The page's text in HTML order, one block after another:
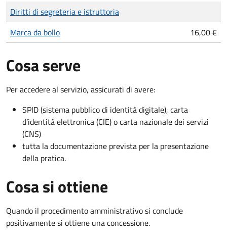
Tipo di pagamento
Importo
Diritti di segreteria e istruttoria
Marca da bollo
16,00 €
Cosa serve
Per accedere al servizio, assicurati di avere:
SPID (sistema pubblico di identità digitale), carta
d’identità elettronica (CIE) o carta nazionale dei servizi
(CNS)
tutta la documentazione prevista per la presentazione
della pratica.
Cosa si ottiene
Quando il procedimento amministrativo si conclude
positivamente si ottiene una concessione.